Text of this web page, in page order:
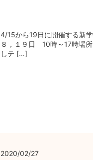
4/15から19日に開催する新
８，１９日 10時～17時場
しテ […]
2020/02/27